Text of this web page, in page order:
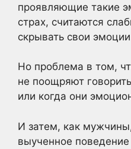
проявляющие такие
страх, считаются
скрывать свои
Но проблема в том,
не поощряют
или когда они
И затем, как
выученное поведение